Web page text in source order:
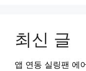
최신 글
앱 연동 실링팬 에